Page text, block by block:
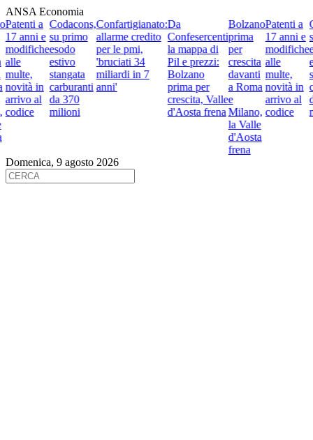
ANSA Economia
Patenti a
17 anni e
modifiche
alle
multe,
novità in
arrivo al
codice
Codacons,
su primo
esodo
estivo
stangata
carburanti
da 370
milioni
Confartigianato:
allarme credito
per le pmi,
'bruciati 34
miliardi in 7
anni'
Da
Confesercenti
la mappa di
Pil e prezzi:
Bolzano
prima per
crescita, Valle
d'Aosta frena
Bolzano
prima
per
crescita
davanti
a Roma
e
Milano,
la Valle
d'Aosta
frena
Patenti a
17 anni e
modifiche
alle
multe,
novità in
arrivo al
codice
Domenica, 9 agosto 2026